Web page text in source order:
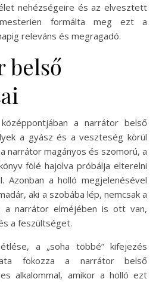
nehézségeire és az elvesztett
formálta meg ezt a
releváns és megragadó.
belső
a narrátor belső
a gyász és a veszteség körül
narrátor magányos és szomorú, a
fölé hajolva próbálja elterelni
Azonban a holló megjelenésével
aki a szobába lép, nemcsak a
a narrátor elméjében is ott van,
a feszültséget.
a „soha többé” kifejezés
fokozza a narrátor belső
alkalommal, amikor a holló ezt